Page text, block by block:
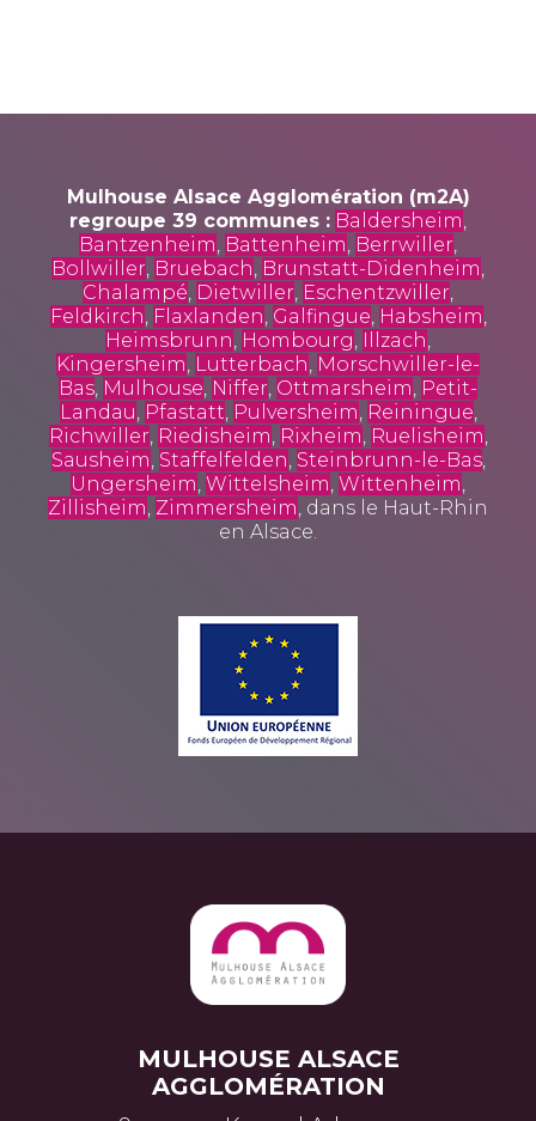
Mulhouse Alsace Agglomération (m2A)
regroupe 39 communes : Baldersheim,
Bantzenheim, Battenheim, Berrwiller,
Bollwiller, Bruebach, Brunstatt-Didenheim,
Chalampé, Dietwiller, Eschentzwiller,
Feldkirch, Flaxlanden, Galfingue, Habsheim,
Heimsbrunn, Hombourg, Illzach,
Kingersheim, Lutterbach, Morschwiller-le-
Bas, Mulhouse, Niffer, Ottmarsheim, Petit-
Landau, Pfastatt, Pulversheim, Reiningue,
Richwiller, Riedisheim, Rixheim, Ruelisheim,
Sausheim, Staffelfelden, Steinbrunn-le-Bas,
Ungersheim, Wittelsheim, Wittenheim,
Zillisheim, Zimmersheim, dans le Haut-Rhin
en Alsace.
MULHOUSE ALSACE
AGGLOMÉRATION